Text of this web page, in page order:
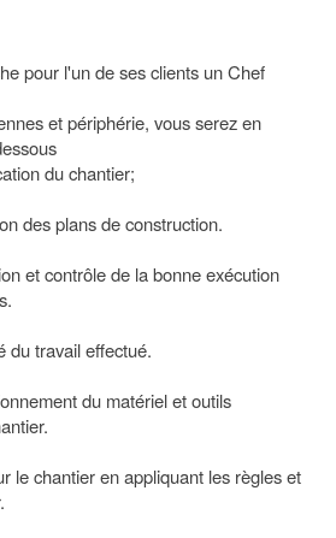
pour l'un de ses clients un Chef
et périphérie, vous serez en
du chantier;
des plans de construction.
et contrôle de la bonne exécution
du travail effectué.
du matériel et outils
le chantier en appliquant les règles et